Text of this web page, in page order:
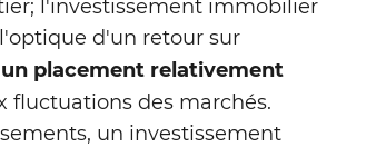
94 000 € CC
l'investissement immobilier
d'un retour sur
placement relativement
fluctuations des marchés.
un investissement